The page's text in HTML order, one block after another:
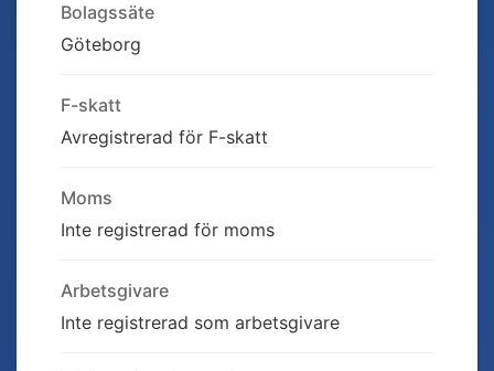
Bolagssäte
Göteborg
F-skatt
Avregistrerad för F-skatt
Moms
Inte registrerad för moms
Arbetsgivare
Inte registrerad som arbetsgivare